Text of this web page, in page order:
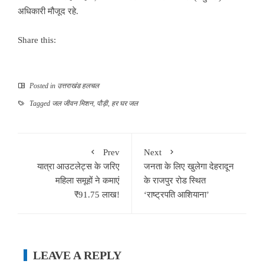
अधिकारी मौजूद रहे.
Share this:
Posted in उत्तराखंड हलचल
Tagged जल जीवन मिशन, पौड़ी, हर घर जल
Prev
यात्रा आउटलेट्स के जरिए
महिला समूहों ने कमाएं
₹91.75 लाख!
Next
जनता के लिए खुलेगा देहरादून
के राजपुर रोड स्थित
‘राष्ट्रपति आशियाना’
LEAVE A REPLY